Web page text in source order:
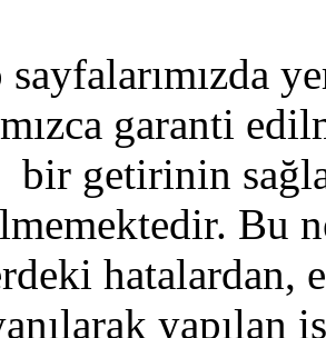
sayfalarımızda
garanti
bir getirinin
Bu
hatalardan,
yapılan